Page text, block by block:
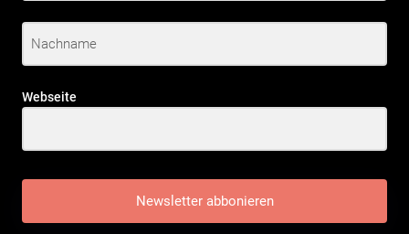
Webseite
Newsletter abbonieren